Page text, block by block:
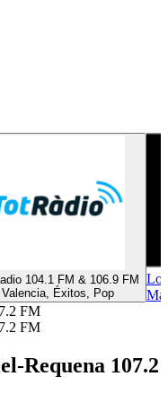
104.1 FM & 106.9 FM
Valencia, Éxitos, Pop
FM
FM
Requena 107.2